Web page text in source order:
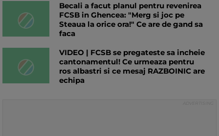
Becali a facut planul pentru revenirea
FCSB in Ghencea: "Merg si joc pe
Steaua la orice ora!" Ce are de gand sa
faca
VIDEO | FCSB se pregateste sa incheie
cantonamentul! Ce urmeaza pentru
ros albastri si ce mesaj RAZBOINIC are
echipa